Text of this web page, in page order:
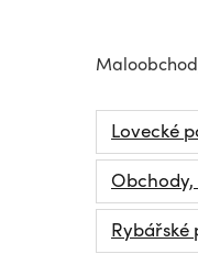
Lovecké
Rybářské